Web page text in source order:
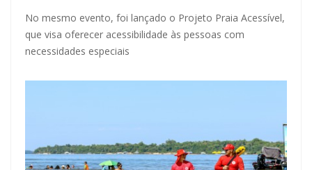
No mesmo evento, foi lançado o Projeto Praia Acessível,
que visa oferecer acessibilidade às pessoas com
necessidades especiais